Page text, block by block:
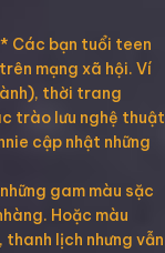
Các bạn tuổi teen
mạng xã hội. Ví
thời trang
trào lưu nghệ thuật
cập nhật những
gam màu sặc
Hoặc màu
lịch nhưng vẫn